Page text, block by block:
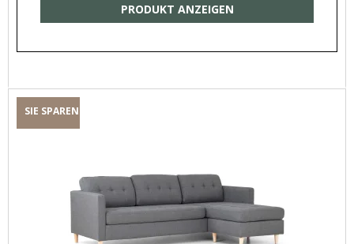
PRODUKT ANZEIGEN
SIE SPAREN